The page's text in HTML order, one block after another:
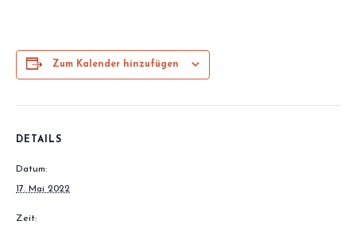
Zum Kalender hinzufügen
DETAILS
Datum:
17. Mai 2022
Zeit: